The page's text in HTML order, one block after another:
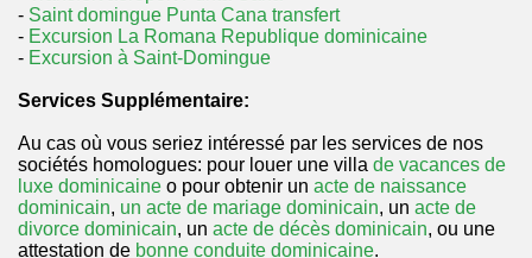
- Saint domingue Punta Cana transfert
- Excursion La Romana Republique dominicaine
- Excursion à Saint-Domingue
Services Supplémentaire:
Au cas où vous seriez intéressé par les services de nos
sociétés homologues: pour louer une villa de vacances de
luxe dominicaine o pour obtenir un acte de naissance
dominicain, un acte de mariage dominicain, un acte de
divorce dominicain, un acte de décès dominicain, ou une
attestation de bonne conduite dominicaine.